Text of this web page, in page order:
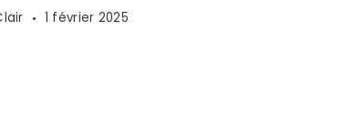
1 février 2025